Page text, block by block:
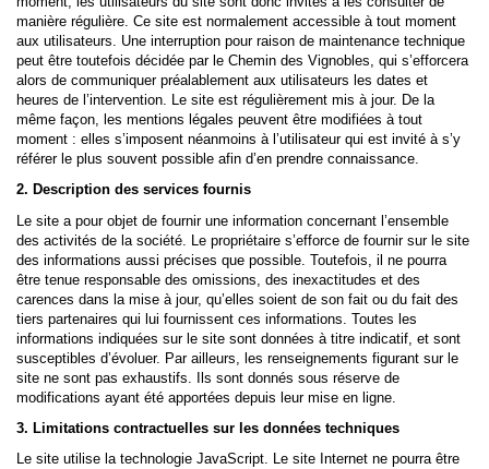
manière régulière. Ce site est normalement accessible à tout moment
aux utilisateurs. Une interruption pour raison de maintenance technique
peut être toutefois décidée par le Chemin des Vignobles, qui s’efforcera
alors de communiquer préalablement aux utilisateurs les dates et
heures de l’intervention. Le site est régulièrement mis à jour. De la
même façon, les mentions légales peuvent être modifiées à tout
moment : elles s’imposent néanmoins à l’utilisateur qui est invité à s’y
référer le plus souvent possible afin d’en prendre connaissance.
2. Description des services fournis
Le site a pour objet de fournir une information concernant l’ensemble
des activités de la société. Le propriétaire s’efforce de fournir sur le site
des informations aussi précises que possible. Toutefois, il ne pourra
être tenue responsable des omissions, des inexactitudes et des
carences dans la mise à jour, qu’elles soient de son fait ou du fait des
tiers partenaires qui lui fournissent ces informations. Toutes les
informations indiquées sur le site sont données à titre indicatif, et sont
susceptibles d’évoluer. Par ailleurs, les renseignements figurant sur le
site ne sont pas exhaustifs. Ils sont donnés sous réserve de
modifications ayant été apportées depuis leur mise en ligne.
3. Limitations contractuelles sur les données techniques
Le site utilise la technologie JavaScript. Le site Internet ne pourra être